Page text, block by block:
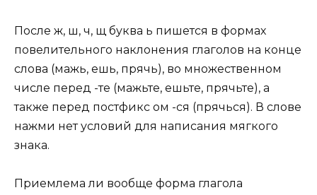
После ж, ш, ч, щ буква ь пишется в формах
повелительного наклонения глаголов на конце
слова (мажь, ешь, прячь), во множественном
числе перед -те (мажьте, ешьте, прячьте), а
также перед постфикс ом -ся (прячься). В слове
нажми нет условий для написания мягкого
знака.
Приемлема ли вообще форма глагола